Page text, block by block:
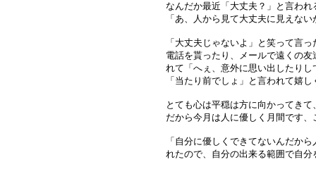
なんだか最近「大丈夫？」と言われ
「あ、人から見て大丈夫に見えな
「大丈夫じゃないよ」と笑って言
電話を貰ったり、メールで遠くの
れて「へぇ、意外に思い出したり
「当たり前でしょ」と言われて嬉
とても心は平穏は方に向かってき
だから今月は人に優しく月間です
「自分に優しくできてないんだか
れたので、自分の出来る範囲で自